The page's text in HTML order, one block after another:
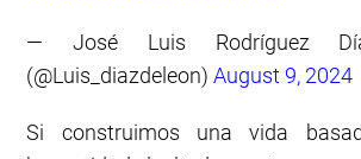
— José Luis Rodríguez
(@Luis_diazdeleon)August 9, 2024
Si construimos una vida